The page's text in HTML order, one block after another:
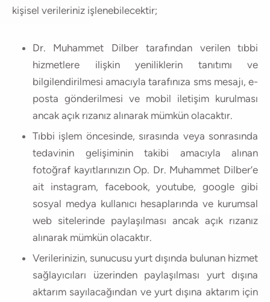
kişisel verileriniz işlenebilecektir;
Dr. Muhammet Dilber tarafından verilen tıbbi
hizmetlere ilişkin yeniliklerin tanıtımı ve
bilgilendirilmesi amacıyla tarafınıza sms mesajı, e-
posta gönderilmesi ve mobil iletişim kurulması
ancak açık rızanız alınarak mümkün olacaktır.
Tıbbi işlem öncesinde, sırasında veya sonrasında
tedavinin gelişiminin takibi amacıyla alınan
fotoğraf kayıtlarınızın Op. Dr. Muhammet Dilber’e
ait instagram, facebook, youtube, google gibi
sosyal medya kullanıcı hesaplarında ve kurumsal
web sitelerinde paylaşılması ancak açık rızanız
alınarak mümkün olacaktır.
Verilerinizin, sunucusu yurt dışında bulunan hizmet
sağlayıcıları üzerinden paylaşılması yurt dışına
aktarım sayılacağından ve yurt dışına aktarım için